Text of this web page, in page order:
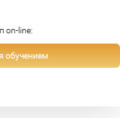
on-line:
обучением